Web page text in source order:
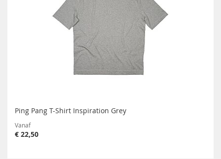
Ping Pang T-Shirt Inspiration Grey
Vanaf
€ 22,50